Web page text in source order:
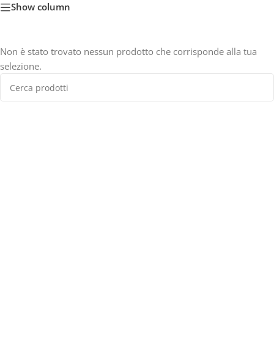
Show column
Non è stato trovato nessun prodotto che corrisponde alla tua
selezione.